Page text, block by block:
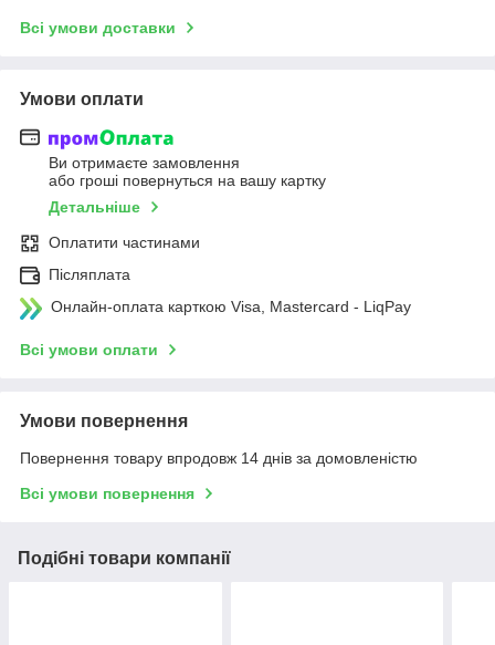
Всі умови доставки
Умови оплати
Ви отримаєте замовлення
або гроші повернуться на вашу картку
Детальніше
Оплатити частинами
Післяплата
Онлайн-оплата карткою Visa, Mastercard - LiqPay
Всі умови оплати
Умови повернення
Повернення товару впродовж 14 днів за домовленістю
Всі умови повернення
Подібні товари компанії